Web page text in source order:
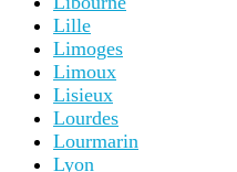
Lille
Limoges
Limoux
Lisieux
Lourdes
Lourmarin
Lyon